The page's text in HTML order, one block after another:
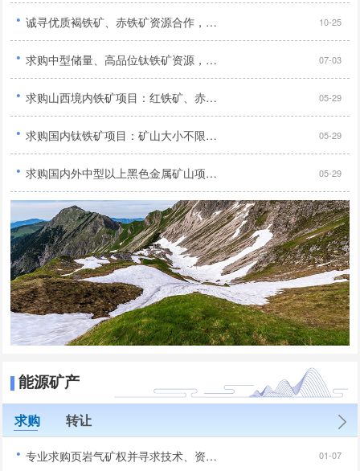
· 诚寻优质褐铁矿、赤铁矿资源合作，手续齐全无纠纷优先... 10-25
· 求购中型储量、高品位钛铁矿资源，需具备合法采矿证件，寻求长期合作伙伴共同开发... 07-03
· 求购山西境内铁矿项目：红铁矿、赤铁矿、褐铁矿、菱铁矿、镜铁矿及高碳难选金矿... 05-29
· 求购国内钛铁矿项目：矿山大小不限，采矿证或探矿证均可... 05-29
· 求购国内外中型以上黑色金属矿山项目：铁矿、钒钛磁铁矿、锰矿、铬矿，手续齐全... 05-29
能源矿产
求购 转让
· 专业求购页岩气矿权并寻求技术、资金、管理全方位合作开采伙伴... 01-07